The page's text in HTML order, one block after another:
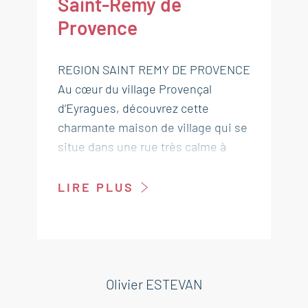
Provence
REGION SAINT REMY DE PROVENCE
Au cœur du village Provençal
d’Eyragues, découvrez cette
charmante maison de village qui se
situe dans une rue très calme à
stationnements à vendre région
habitable de 120 m² contenant au
LIRE PLUS
Olivier ESTEVAN